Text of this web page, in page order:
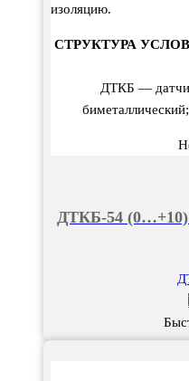
изоляцию.
СТРУКТУРА
ДТКБ —
ДТКБ-54 (0…+10)